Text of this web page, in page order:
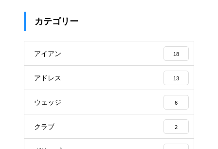
カテゴリー
アイアン 18
アドレス 13
ウェッジ 6
クラブ 2